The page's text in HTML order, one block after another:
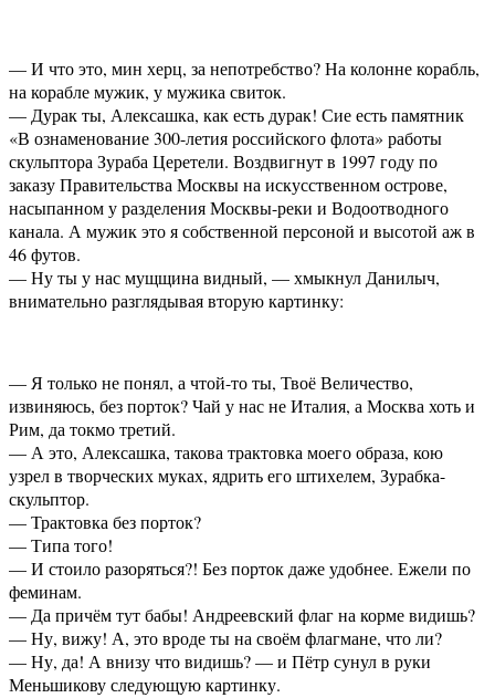
— И что это, мин херц, за непотребство? На колонне корабль,
на корабле мужик, у мужика свиток.
— Дурак ты, Алексашка, как есть дурак! Сие есть памятник
«В ознаменование 300-летия российского флота» работы
скульптора Зураба Церетели. Воздвигнут в 1997 году по
заказу Правительства Москвы на искусственном острове,
насыпанном у разделения Москвы-реки и Водоотводного
канала. А мужик это я собственной персоной и высотой аж в
46 футов.
— Ну ты у нас мущщина видный, — хмыкнул Данилыч,
внимательно разглядывая вторую картинку:
— Я только не понял, а чтой-то ты, Твоё Величество,
извиняюсь, без порток? Чай у нас не Италия, а Москва хоть и
Рим, да токмо третий.
— А это, Алексашка, такова трактовка моего образа, кою
узрел в творческих муках, ядрить его штихелем, Зурабка-
скульптор.
— Трактовка без порток?
— Типа того!
— И стоило разоряться?! Без порток даже удобнее. Ежели по
феминам.
— Да причём тут бабы! Андреевский флаг на корме видишь?
— Ну, вижу! А, это вроде ты на своём флагмане, что ли?
— Ну, да! А внизу что видишь? — и Пётр сунул в руки
Меньшикову следующую картинку.